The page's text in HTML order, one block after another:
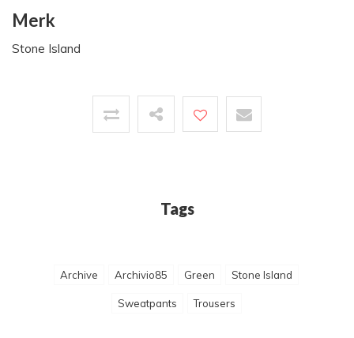
Merk
Stone Island
Tags
Archive Archivio85 Green Stone Island
Sweatpants Trousers